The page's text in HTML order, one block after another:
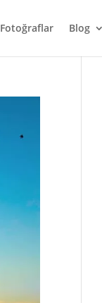
Fotoğraflar Blog